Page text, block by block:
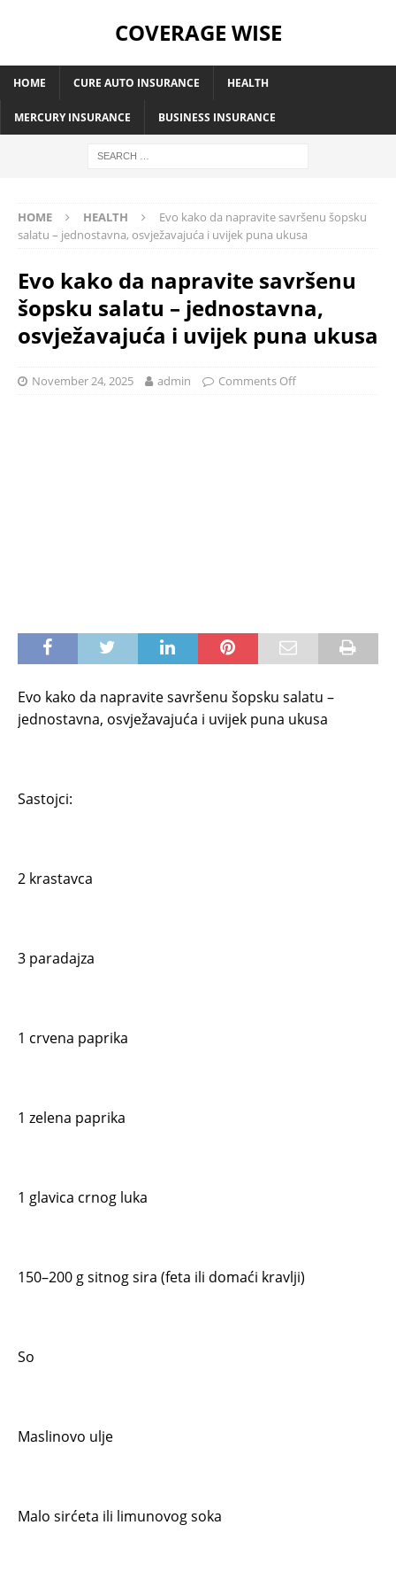
COVERAGE WISE
HOME CURE AUTO INSURANCE HEALTH
MERCURY INSURANCE BUSINESS INSURANCE
HOME HEALTH
Evo kako da napravite savršenu šopsku
salatu – jednostavna, osvježavajuća i uvijek puna ukusa
Evo kako da napravite savršenu
šopsku salatu – jednostavna,
osvježavajuća i uvijek puna ukusa
November 24, 2025 admin Comments Off
Evo kako da napravite savršenu šopsku salatu –
jednostavna, osvježavajuća i uvijek puna ukusa
Sastojci:
2 krastavca
3 paradajza
1 crvena paprika
1 zelena paprika
1 glavica crnog luka
150–200 g sitnog sira (feta ili domaći kravlji)
So
Maslinovo ulje
Malo sirćeta ili limunovog soka